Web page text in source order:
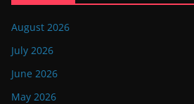
August 2026
July 2026
June 2026
May 2026